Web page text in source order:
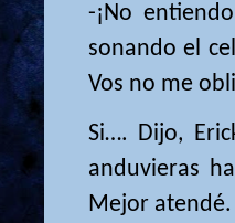
-¡No
sonando el
Vos no me
Si…. Dijo,
anduvieras
Mejor atendé.